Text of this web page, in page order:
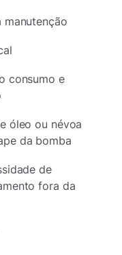
manutenção
consumo e
óleo ou névoa
da bomba
de
fora da